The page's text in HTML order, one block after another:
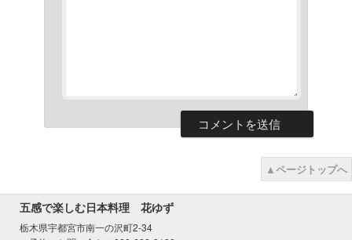
▲ページトップへ
五感で楽しむ日本料理 花ゆず
栃木県宇都宮市南一の沢町2-34